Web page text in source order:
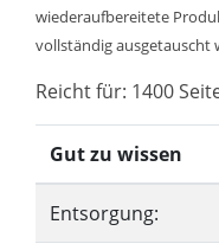
wiederaufbereitete
vollständig ausgetauscht
Reicht für: 1400
Gut zu wissen
Entsorgung: